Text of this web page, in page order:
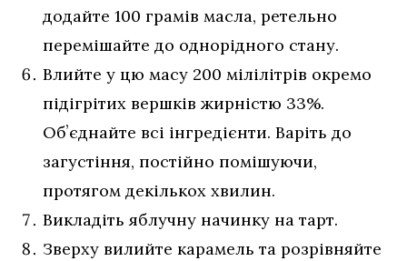
додайте 100 грамів масла, ретельно
перемішайте до однорідного стану.
Влийте у цю масу 200 мілілітрів окремо
підігрітих вершків жирністю 33%.
Обʼєднайте всі інгредієнти. Варіть до
загустіння, постійно помішуючи,
протягом декількох хвилин.
Викладіть яблучну начинку на тарт.
Зверху вилийте карамель та розрівняйте